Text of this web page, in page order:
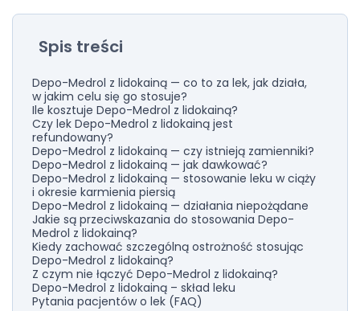
Spis treści
Depo-Medrol z lidokainą — co to za lek, jak działa,
w jakim celu się go stosuje?
Ile kosztuje Depo-Medrol z lidokainą?
Czy lek Depo-Medrol z lidokainą jest
refundowany?
Depo-Medrol z lidokainą — czy istnieją zamienniki?
Depo-Medrol z lidokainą — jak dawkować?
Depo-Medrol z lidokainą — stosowanie leku w ciąży
i okresie karmienia piersią
Depo-Medrol z lidokainą — działania niepożądane
Jakie są przeciwskazania do stosowania Depo-
Medrol z lidokainą?
Kiedy zachować szczególną ostrożność stosując
Depo-Medrol z lidokainą?
Z czym nie łączyć Depo-Medrol z lidokainą?
Depo-Medrol z lidokainą – skład leku
Pytania pacjentów o lek (FAQ)